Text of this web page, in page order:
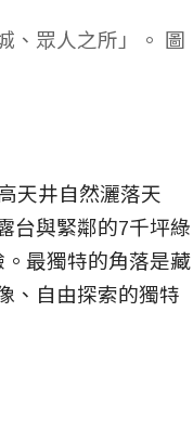
、眾人之所」。 圖
天井自然灑落天
台與緊鄰的7千坪綠
最獨特的角落是藏
、自由探索的獨特